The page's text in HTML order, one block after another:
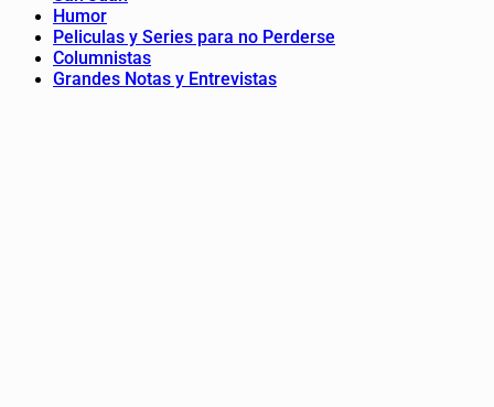
Humor
Peliculas y Series para no Perderse
Columnistas
Grandes Notas y Entrevistas